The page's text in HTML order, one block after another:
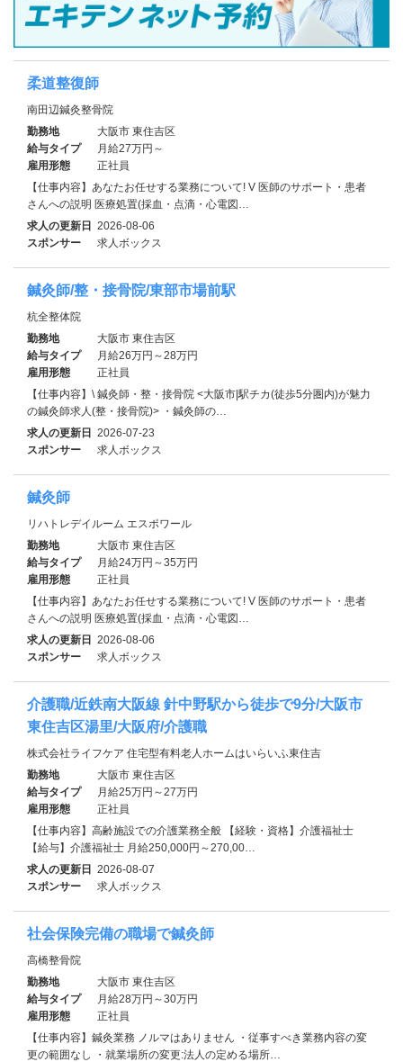
柔道整復師
南田辺鍼灸整骨院
勤務地
大阪市 東住吉区
給与タイプ
月給27万円～
雇用形態
正社員
【仕事内容】あなたお任せする業務について! V 医師のサポート・患者
さんへの説明 医療処置(採血・点滴・心電図…
求人の更新日 2026-08-06
スポンサー
求人ボックス
鍼灸師/整・接骨院/東部市場前駅
杭全整体院
勤務地
大阪市 東住吉区
給与タイプ
月給26万円～28万円
雇用形態
正社員
【仕事内容】\ 鍼灸師・整・接骨院 <大阪市|駅チカ(徒歩5分圏内)が魅力
の鍼灸師求人(整・接骨院)> ・鍼灸師の…
求人の更新日 2026-07-23
スポンサー
求人ボックス
鍼灸師
リハトレデイルーム エスポワール
勤務地
大阪市 東住吉区
給与タイプ
月給24万円～35万円
雇用形態
正社員
【仕事内容】あなたお任せする業務について! V 医師のサポート・患者
さんへの説明 医療処置(採血・点滴・心電図…
求人の更新日 2026-08-06
スポンサー
求人ボックス
介護職/近鉄南大阪線 針中野駅から徒歩で9分/大阪市
東住吉区湯里/大阪府/介護職
株式会社ライフケア 住宅型有料老人ホームはいらいふ東住吉
勤務地
大阪市 東住吉区
給与タイプ
月給25万円～27万円
雇用形態
正社員
【仕事内容】高齢施設での介護業務全般 【経験・資格】介護福祉士
【給与】介護福祉士 月給250,000円～270,00…
求人の更新日 2026-08-07
スポンサー
求人ボックス
社会保険完備の職場で鍼灸師
高橋整骨院
勤務地
大阪市 東住吉区
給与タイプ
月給28万円～30万円
雇用形態
正社員
【仕事内容】鍼灸業務 ノルマはありません ・従事すべき業務内容の変
更の範囲なし ・就業場所の変更:法人の定める場所…